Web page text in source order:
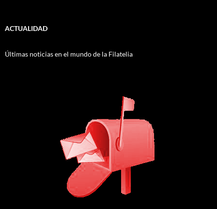
ACTUALIDAD
Últimas noticias en el mundo de la Filatelia